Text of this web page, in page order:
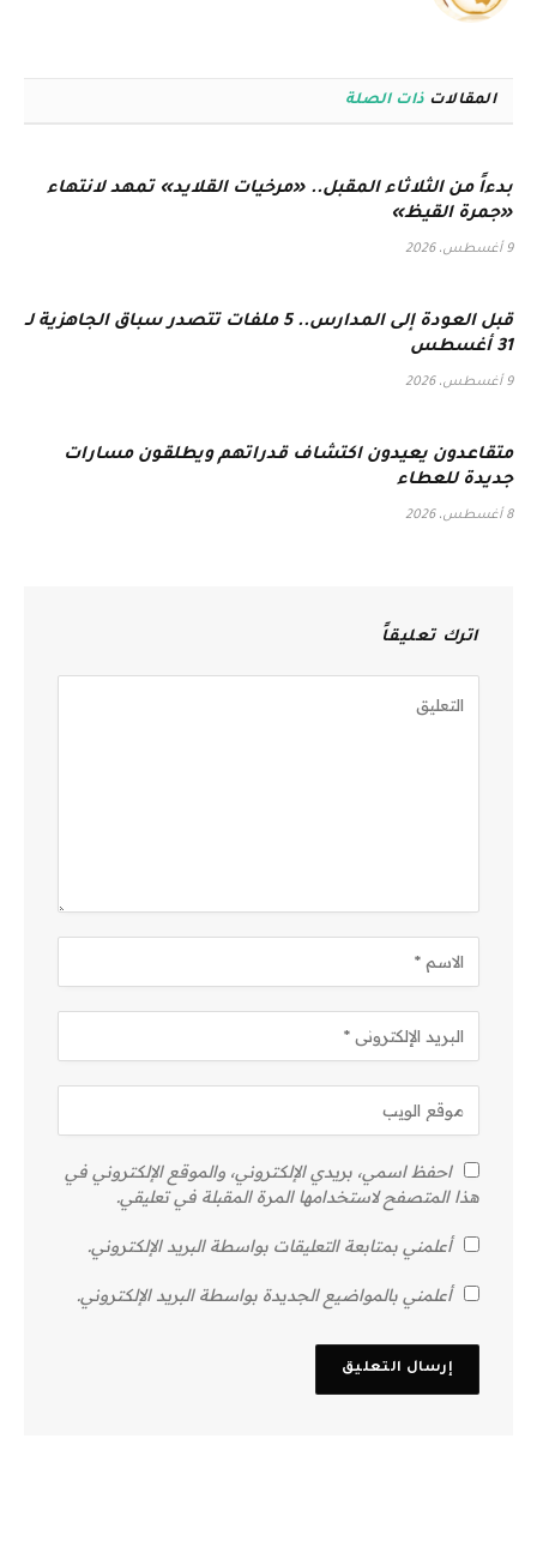
المقالات ذات الصلة
بدءاً من الثلاثاء المقبل.. «مرخيات القلايد» تمهد لانتهاء
«جمرة القيظ»
9 أغسطس، 2026
قبل العودة إلى المدارس.. 5 ملفات تتصدر سباق الجاهزية لـ
31 أغسطس
9 أغسطس، 2026
متقاعدون يعيدون اكتشاف قدراتهم ويطلقون مسارات
جديدة للعطاء
8 أغسطس، 2026
اترك تعليقاً
احفظ اسمي، بريدي الإلكتروني، والموقع الإلكتروني في
هذا المتصفح لاستخدامها المرة المقبلة في تعليقي.
أعلمني بمتابعة التعليقات بواسطة البريد الإلكتروني.
أعلمني بالمواضيع الجديدة بواسطة البريد الإلكتروني.